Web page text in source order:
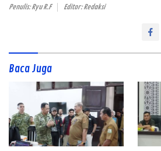
Penulis: Ryu R.F Editor: Redaksi
Baca Juga